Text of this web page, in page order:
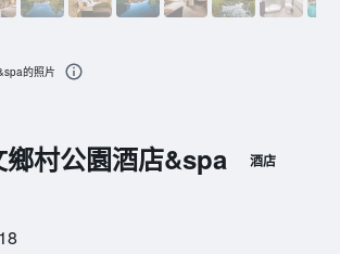
鄉村公園酒店&spa 酒店
的照片